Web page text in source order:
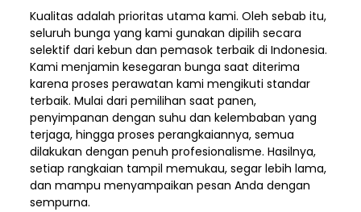
Kualitas adalah prioritas utama kami. Oleh sebab itu,
seluruh bunga yang kami gunakan dipilih secara
selektif dari kebun dan pemasok terbaik di Indonesia.
Kami menjamin kesegaran bunga saat diterima
karena proses perawatan kami mengikuti standar
terbaik. Mulai dari pemilihan saat panen,
penyimpanan dengan suhu dan kelembaban yang
terjaga, hingga proses perangkaiannya, semua
dilakukan dengan penuh profesionalisme. Hasilnya,
setiap rangkaian tampil memukau, segar lebih lama,
dan mampu menyampaikan pesan Anda dengan
sempurna.